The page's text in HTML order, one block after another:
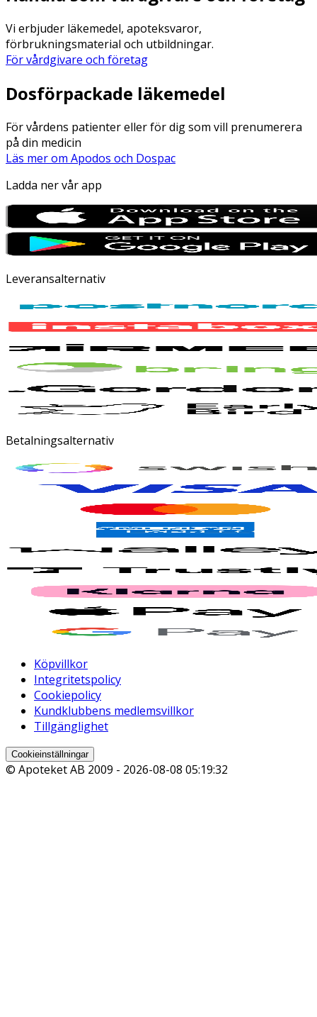
Vi erbjuder läkemedel, apoteksvaror,
förbrukningsmaterial och utbildningar.
För vårdgivare och företag
Dosförpackade läkemedel
För vårdens patienter eller för dig som vill prenumerera
på din medicin
Läs mer om Apodos och Dospac
Ladda ner vår app
Leveransalternativ
Betalningsalternativ
Köpvillkor
Integritetspolicy
Cookiepolicy
Kundklubbens medlemsvillkor
Tillgänglighet
Cookieinställningar
© Apoteket AB 2009 - 2026-08-08 05:19:32